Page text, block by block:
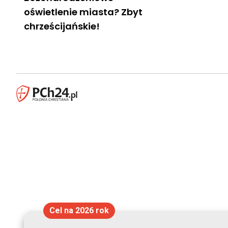
oświetlenie miasta? Zbyt
chrześcijańskie!
Cel na 2026 rok